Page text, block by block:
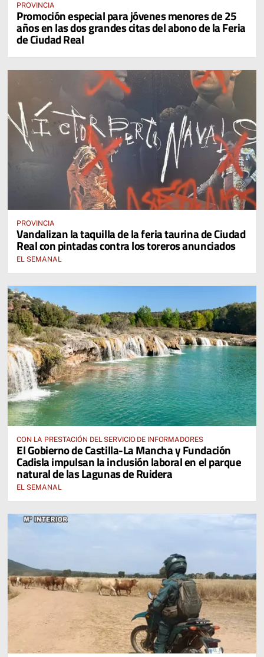
PROVINCIA
Promoción especial para jóvenes menores de 25
años en las dos grandes citas del abono de la Feria
de Ciudad Real
PROVINCIA
Vandalizan la taquilla de la feria taurina de Ciudad
Real con pintadas contra los toreros anunciados
EL SEMANAL
CON LA PRESTACIÓN DEL SERVICIO DE INFORMADORES
El Gobierno de Castilla-La Mancha y Fundación
Cadisla impulsan la inclusión laboral en el parque
natural de las Lagunas de Ruidera
EL SEMANAL